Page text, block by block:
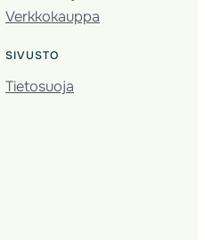
Verkkokauppa
SIVUSTO
Tietosuoja